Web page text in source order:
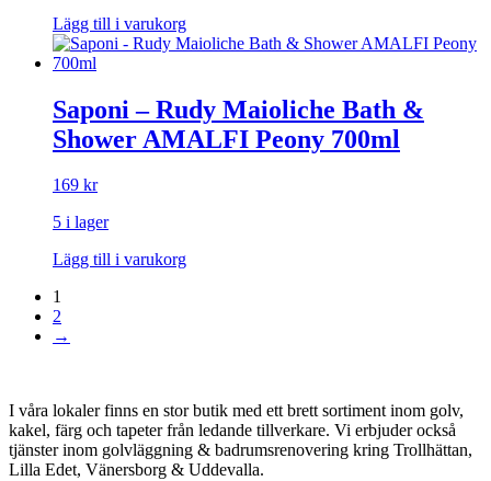
Lägg till i varukorg
Saponi – Rudy Maioliche Bath &
Shower AMALFI Peony 700ml
169 kr
5 i lager
Lägg till i varukorg
1
2
→
I våra lokaler finns en stor butik med ett brett sortiment inom golv,
kakel, färg och tapeter från ledande tillverkare. Vi erbjuder också
tjänster inom golvläggning & badrumsrenovering kring Trollhättan,
Lilla Edet, Vänersborg & Uddevalla.